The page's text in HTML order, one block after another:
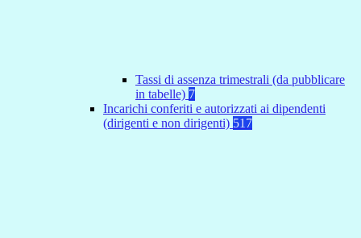
Tassi di assenza trimestrali (da pubblicare
in tabelle) 7
Incarichi conferiti e autorizzati ai dipendenti
(dirigenti e non dirigenti) 517